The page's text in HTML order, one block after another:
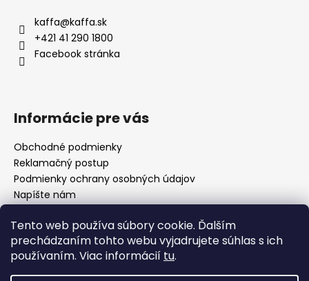
Tento web používa súbory cookie. Ďalším
prechádzaním tohto webu vyjadrujete súhlas s ich
používaním. Viac informácií tu.
kaffa@kaffa.sk
+421 41 290 1800
Facebook stránka
Informácie pre vás
Obchodné podmienky
Reklamačný postup
Podmienky ochrany osobných údajov
Napíšte nám